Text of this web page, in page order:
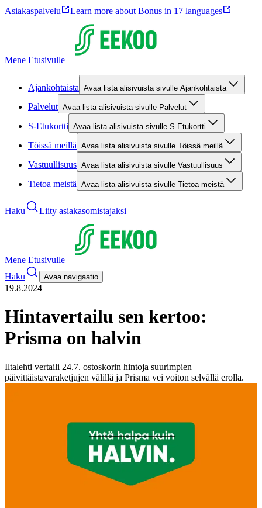
Asiakaspalvelu Learn more about Bonus in 17 languages
Mene Etusivulle
Ajankohtaista Avaa lista alisivuista sivulle Ajankohtaista
Palvelut Avaa lista alisivuista sivulle Palvelut
S-Etukortti Avaa lista alisivuista sivulle S-Etukortti
Töissä meillä Avaa lista alisivuista sivulle Töissä meillä
Vastuullisuus Avaa lista alisivuista sivulle Vastuullisuus
Tietoa meistä Avaa lista alisivuista sivulle Tietoa meistä
Haku Liity asiakasomistajaksi
Mene Etusivulle
Haku
Avaa navigaatio
19.8.2024
Hintavertailu sen kertoo:
Prisma on halvin
Iltalehti vertaili 24.7. ostoskorin hintoja suurimpien
päivittäistavaraketjujen välillä ja Prisma vei voiton selvällä erolla.